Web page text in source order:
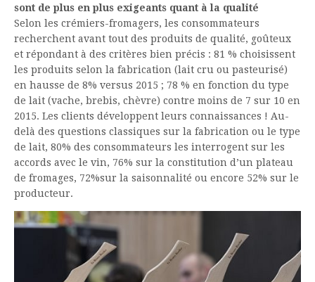
sont de plus en plus exigeants quant à la qualité
Selon les crémiers-fromagers, les consommateurs
recherchent avant tout des produits de qualité, goûteux
et répondant à des critères bien précis : 81 % choisissent
les produits selon la fabrication (lait cru ou pasteurisé)
en hausse de 8% versus 2015 ; 78 % en fonction du type
de lait (vache, brebis, chèvre) contre moins de 7 sur 10 en
2015. Les clients développent leurs connaissances ! Au-
delà des questions classiques sur la fabrication ou le type
de lait, 80% des consommateurs les interrogent sur les
accords avec le vin, 76% sur la constitution d’un plateau
de fromages, 72%sur la saisonnalité ou encore 52% sur le
producteur.